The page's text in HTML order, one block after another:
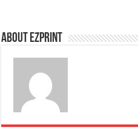
About Ezprint